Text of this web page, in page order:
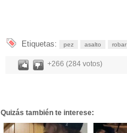
Etiquetas: pez asalto robar
+266 (284 votos)
Quizás también te interese: